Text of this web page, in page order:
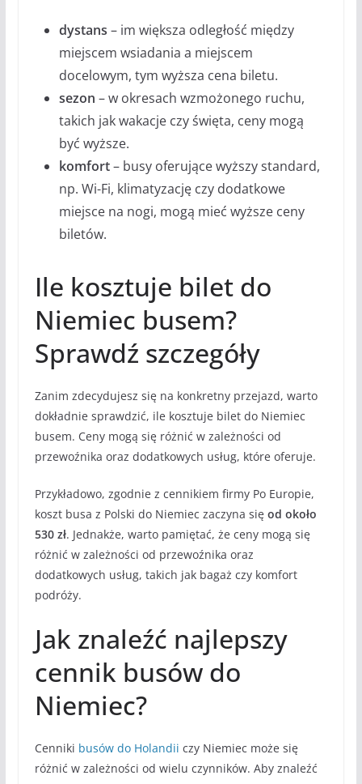
dystans – im większa odległość między
miejscem wsiadania a miejscem
docelowym, tym wyższa cena biletu.
sezon – w okresach wzmożonego ruchu,
takich jak wakacje czy święta, ceny mogą
być wyższe.
komfort– busy oferujące wyższy standard,
np. Wi-Fi, klimatyzację czy dodatkowe
miejsce na nogi, mogą mieć wyższe ceny
biletów.
Ile kosztuje bilet do
Niemiec busem?
Sprawdź szczegóły
Zanim zdecydujesz się na konkretny przejazd, warto
dokładnie sprawdzić, ile kosztuje bilet do Niemiec
busem. Ceny mogą się różnić w zależności od
przewoźnika oraz dodatkowych usług, które oferuje.
Przykładowo, zgodnie z cennikiem firmy Po Europie,
koszt busa z Polski do Niemiec zaczyna się od około
530 zł. Jednakże, warto pamiętać, że ceny mogą się
różnić w zależności od przewoźnika oraz
dodatkowych usług, takich jak bagaż czy komfort
podróży.
Jak znaleźć najlepszy
cennik busów do
Niemiec?
Cenniki busów do Holandii czy Niemiec może się
różnić w zależności od wielu czynników. Aby znaleźć